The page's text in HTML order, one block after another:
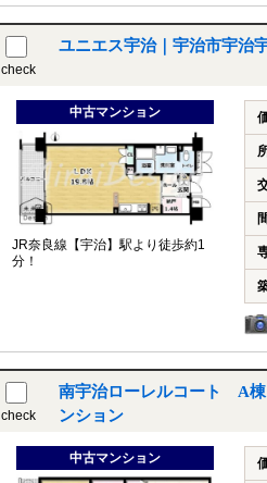
check
ユニエス宇治｜宇治市宇治
中古マンション
JR奈良線【宇治】駅より徒歩約1
分！
check
南宇治ローレルコート A棟
ンション
中古マンション